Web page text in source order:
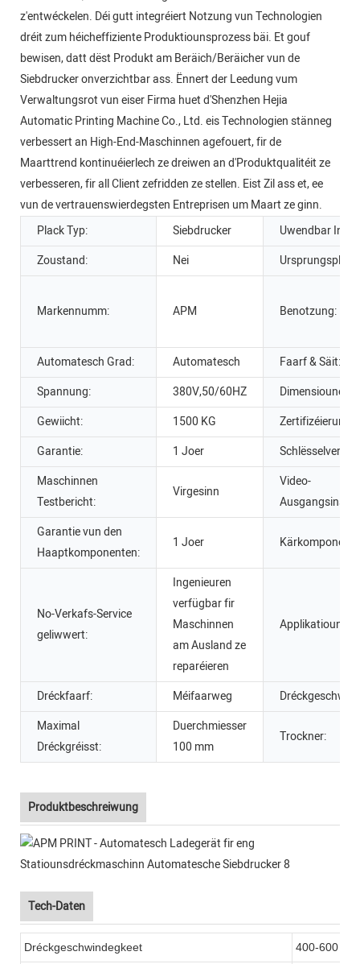
z'entwéckelen. Déi gutt integréiert Notzung vun Technologien
dréit zum héicheffiziente Produktiounsprozess bäi. Et gouf
bewisen, datt dëst Produkt am Beräich/Beräicher vun de
Siebdrucker onverzichtbar ass. Ënnert der Leedung vum
Verwaltungsrot vun eiser Firma huet d'Shenzhen Hejia
Automatic Printing Machine Co., Ltd. eis Technologien stänneg
verbessert an High-End-Maschinnen agefouert, fir de
Maarttrend kontinuéierlech ze dreiwen an d'Produktqualitéit ze
verbesseren, fir all Client zefridden ze stellen. Eist Zil ass et, ee
vun de vertrauenswierdegsten Entreprisen um Maart ze ginn.
Plack Typ:
Siebdrucker
Uwendbar
Zoustand:
Nei Ursprungsplaz:
Markennumm: APM Benotzung:
Automatesch Grad: Automatesch
Faarf & Säit:
Spannung:
380V,50/60HZ
Dimensiounen
Gewiicht:
1500 KG
Zertifizéierung:
Garantie:
1 Joer
Maschinnen
Testbericht:
Virgesinn
Video-
Garantie vun den
Haaptkomponenten:
1 Joer
No-Verkafs-Service
geliwwert:
Ingenieuren
verfügbar fir
Maschinnen
am Ausland ze
reparéieren
Applikatioun:
Dréckfaarf: Méifaarweg
Maximal
Dréckgréisst:
Duerchmiesser
100 mm
Trockner:
Produktbeschreiwung
Tech-Daten
Dréckgeschwindegkeet 400-600